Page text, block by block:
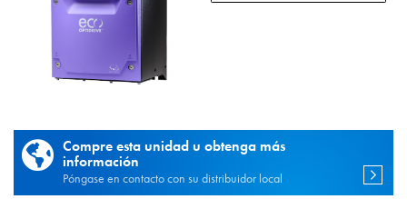
Compre esta unidad u obtenga más
información
Póngase en contacto con su distribuidor local